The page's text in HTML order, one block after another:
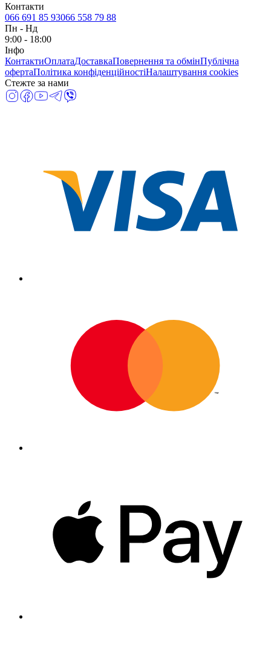
Контакти
066 691 85 93066 558 79 88
Пн - Нд
9:00 - 18:00
Інфо
КонтактиОплатаДоставкаПовернення та обмінПублічна
офертаПолітика конфіденційностіНалаштування cookies
Стежте за нами